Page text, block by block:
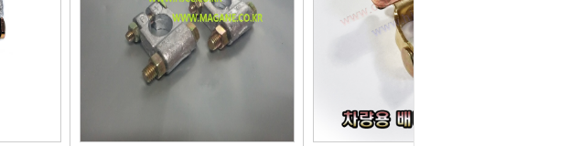
션베어링[순정품] 자동차메인휴즈
자동차휴즈
휠캡/허브캡
특장차부품